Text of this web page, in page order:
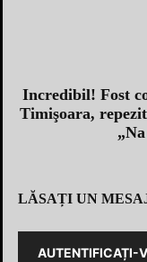
Incredibil! Fost
Timişoara,
LĂSAȚI UN
AUTENTIFICAȚI-